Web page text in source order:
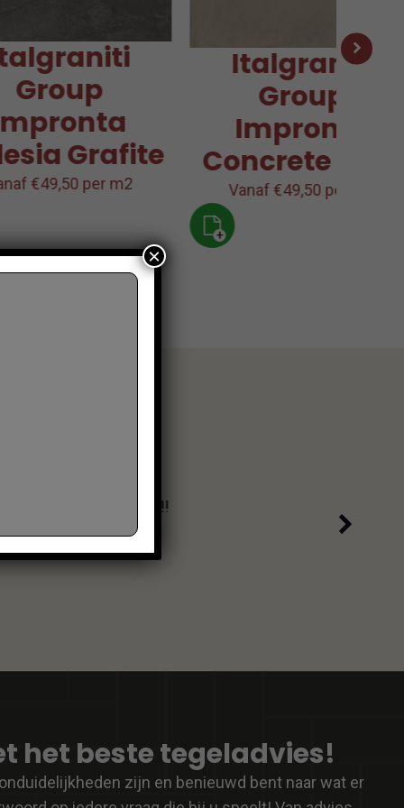
Grafite
per m2
Italgraniti
Group
Impronta
Concrete Clay
Vanaf €49,50 per m2
het beste tegeladvies!
zijn en benieuwd bent naar wat er
×